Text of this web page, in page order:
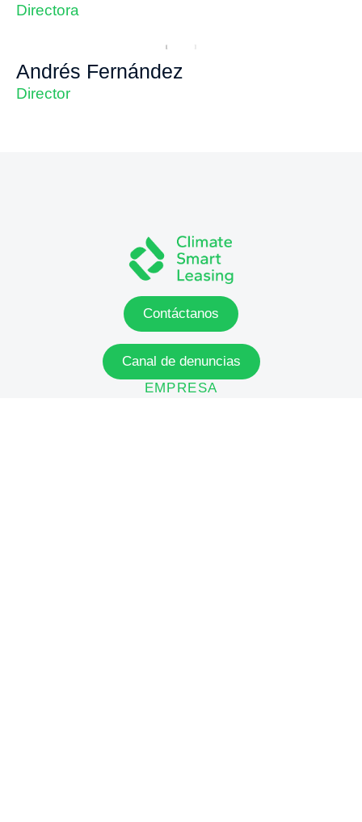
Directora
Andrés Fernández
Director
Contáctanos
Canal de denuncias
EMPRESA